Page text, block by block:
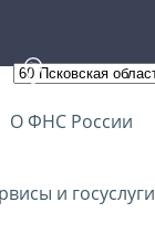
О ФНС России
и госуслуги